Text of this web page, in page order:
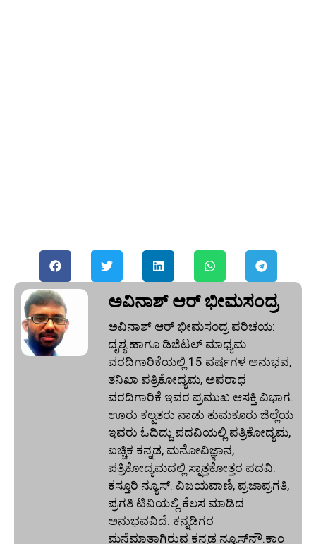
ಅವಿನಾಶ್‌ ಆರ್‌ ಭೀಮಸಂದ್ರ
ಅವಿನಾಶ್‌ ಆರ್‌ ಭೀಮಸಂದ್ರ ಪರಿಚಯ:
ದೃಶ್ಯ ಹಾಗೂ ಡಿಜಿಟಲ್ ಮಾಧ್ಯಮ
ವರದಿಗಾರಿಕೆಯಲ್ಲಿ 15 ವರ್ಷಗಳ ಅನುಭವ,
ತನಿಖಾ ಪತ್ರಿಕೋದ್ಯಮ, ಅಪರಾಧ
ವರದಿಗಾರಿಕೆ ಇವರ ಪ್ರಮುಖ ಆಸಕ್ತಿ ವಿಭಾಗ.
ಊರು ಕಲ್ಪತರು ನಾಡು ತುಮಕೂರು ಜಿಲ್ಲೆಯ
ಇವರು ಓದಿದ್ದು ಪದವಿಯಲ್ಲಿ ಪತ್ರಿಕೋದ್ಯಮ,
ಐಚ್ಚಿಕ ಕನ್ನಡ, ಮನೋವಿಜ್ಞಾನ,
ಪತ್ರಿಕೋದ್ಯಮದಲ್ಲಿ ಸ್ನಾತ್ತಕೋತ್ತರ ಪದವಿ.
ಕಸ್ತೂರಿ ನ್ಯೂಸ್‌. ವಿಜಯವಾಣಿ, ಪ್ರಜಾಪ್ರಗತಿ,
ಪ್ರಗತಿ ಟಿವಿಯಲ್ಲಿ ಕೆಲಸ ಮಾಡಿದ
ಅನುಭವವಿದೆ. ಕನ್ನಡಿಗರ
ಮನೆಮಾತಾಗಿರುವ ಕನ್ನಡ ನ್ಯೂಸ್‌ನೌ.ಕಾಂ